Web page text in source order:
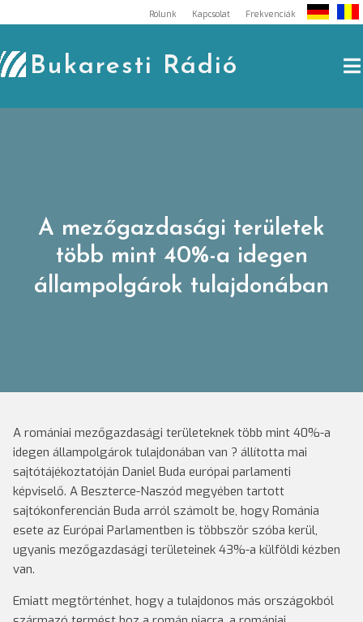
to
content
Rólunk Kapcsolat Frekvenciák
Bukaresti Rádió
A mezőgazdasági területek
több mint 40%-a idegen
állampolgárok tulajdonában
A romániai mezőgazdasági területeknek több mint 40%-a
idegen állampolgárok tulajdonában van ? állította mai
sajtótájékoztatóján Daniel Buda európai parlamenti
képviselő. A Beszterce-Naszód megyében tartott
sajtókonferencián Buda arról számolt be, hogy Románia
esete az Európai Parlamentben is többször szóba kerül,
ugyanis mezőgazdasági területeinek 43%-a külföldi kézben
van.
Emiatt megtörténhet, hogy a tulajdonos más országokból